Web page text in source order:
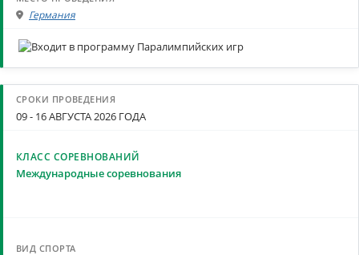
Германия
09 - 16 АВГУСТА 2026 ГОДА
Международные соревнования